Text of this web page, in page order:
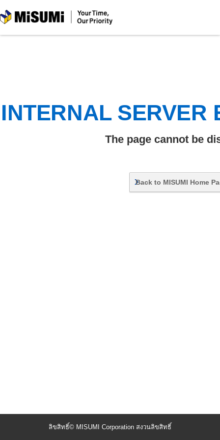
MiSUMi
INTERNAL SERVER
The page cannot be
Back to MISUMI Home
ลิขสิทธิ์© MISUMI Corporation สงวนลิขสิทธิ์